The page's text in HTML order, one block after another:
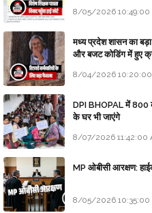
8/05/2026 10:49:00
मध्य प्रदेश शासन का बड़ा
और बजट कोडिंग में हुए
8/04/2026 10:20:00
DPI BHOPAL में 800
के घर भी जाएंगे
8/07/2026 11:42:00
MP ओबीसी आरक्षण:
8/05/2026 10:35:00